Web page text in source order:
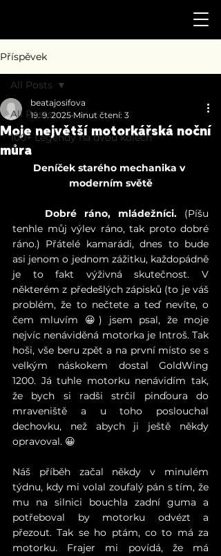
Příspěvek
All Posts
100+ Legendy na dvou kolech
All Posts
Moje největší motorkářská noční
můra
beatajosifova
19. 9. 2025 Minut čtení: 3
Deníček starého mechanika v
moderním světě
	Dobré ráno, mládežníci.
(Píšu
tenhle můj výlev ráno, tak proto dobré
ráno.) Přátelé kamarádi, dnes to bude
asi jenom o jednom zážitku, každopádně
je to fakt výživná skutečnost. V
některém z předešlých zápisků (to je váš
problém, že to nečtete a teď nevíte, o
čem mluvím 😀) jsem psal, že moje
nejvíc nenáviděná motorka je Introš. Tak
hoši, vše beru zpět a na první místo se s
velkým náskokem dostal GoldWing
1200. Já tuhle motorku nenávidím tak,
že bych si radši strčil pinďoura do
mraveniště a u toho poslouchal
dechovku, než abych ji ještě někdy
opravoval. 😀
Náš příběh začal někdy v minulém
týdnu, kdy mi volal zoufalý pán s tím, že
mu na silnici bouchla zadní guma a
potřeboval by motorku odvézt a
přezout. Tak se ho ptám, co to má za